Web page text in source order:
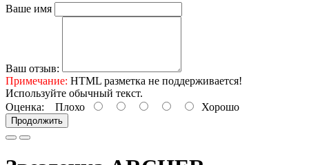
Ваше имя
Ваш отзыв:
Примечание: HTML разметка не поддерживается!
Используйте обычный текст.
Оценка: Плохо Хорошо
Продолжить